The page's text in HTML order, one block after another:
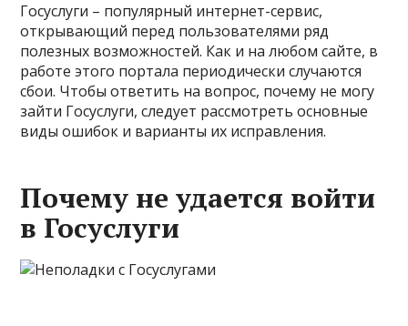
Госуслуги – популярный интернет-сервис,
открывающий перед пользователями ряд
полезных возможностей. Как и на любом сайте, в
работе этого портала периодически случаются
сбои. Чтобы ответить на вопрос, почему не могу
зайти Госуслуги, следует рассмотреть основные
виды ошибок и варианты их исправления.
Почему не удается войти
в Госуслуги